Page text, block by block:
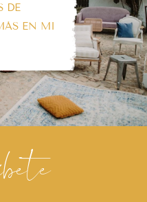
DE
EN MI